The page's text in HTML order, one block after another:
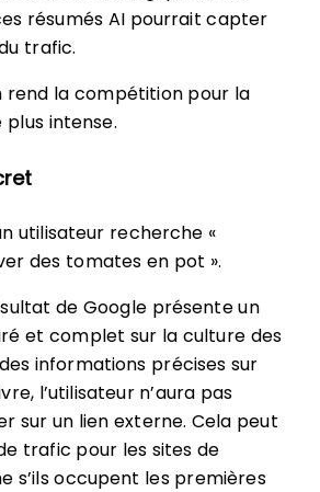
résumés AI pourrait capter
trafic.
rend la compétition pour la
intense.
utilisateur recherche «
des tomates en pot ».
de Google présente un
et complet sur la culture des
informations précises sur
l’utilisateur n’aura pas
sur un lien externe. Cela peut
trafic pour les sites de
s’ils occupent les premières